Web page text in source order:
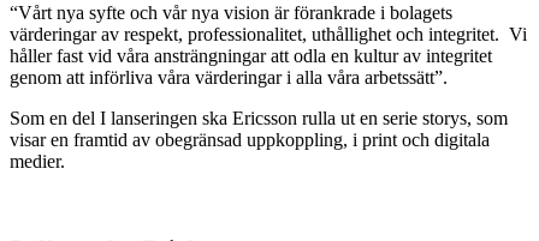
“Vårt nya syfte och vår nya vision är förankrade i bolagets
värderingar av respekt, professionalitet, uthållighet och integritet. Vi
håller fast vid våra ansträngningar att odla en kultur av integritet
genom att införliva våra värderingar i alla våra arbetssätt”.
Som en del I lanseringen ska Ericsson rulla ut en serie storys, som
visar en framtid av obegränsad uppkoppling, i print och digitala
medier.